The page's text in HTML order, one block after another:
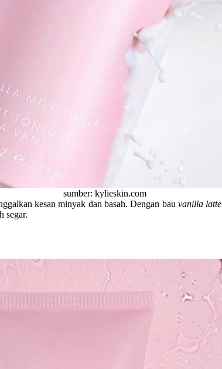
sumber: kylieskin.com
kesan minyak dan basah. Dengan bauvanilla latte
segar.